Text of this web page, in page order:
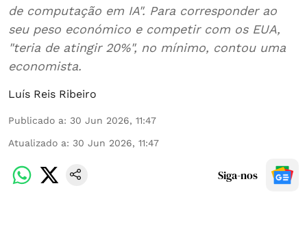
de computação em IA". Para corresponder ao
seu peso económico e competir com os EUA,
"teria de atingir 20%", no mínimo, contou uma
economista.
Luís Reis Ribeiro
Publicado a: 30 Jun 2026, 11:47
Atualizado a: 30 Jun 2026, 11:47
Siga-nos